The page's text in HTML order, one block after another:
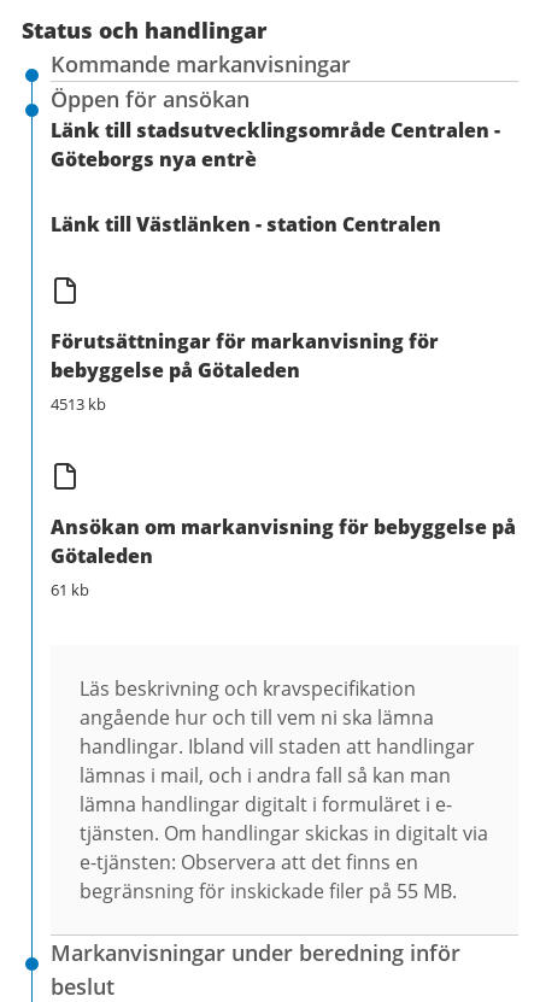
Status och handlingar
Kommande markanvisningar
Öppen för ansökan
Länk till stadsutvecklingsområde Centralen -
Göteborgs nya entrè
Länk till Västlänken - station Centralen
Förutsättningar för markanvisning för
bebyggelse på Götaleden
4513 kb
Ansökan om markanvisning för bebyggelse på
Götaleden
61 kb
Läs beskrivning och kravspecifikation
angående hur och till vem ni ska lämna
handlingar. Ibland vill staden att handlingar
lämnas i mail, och i andra fall så kan man
lämna handlingar digitalt i formuläret i e-
tjänsten. Om handlingar skickas in digitalt via
e-tjänsten: Observera att det finns en
begränsning för inskickade filer på 55 MB.
Markanvisningar under beredning inför
beslut